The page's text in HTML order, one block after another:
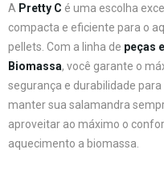
A Pretty C é uma escolha
compacta e eficiente para o
pellets. Com a linha de peças
Biomassa, você garante o
segurança e durabilidade
manter sua salamandra
aproveitar ao máximo o
aquecimento a biomassa.